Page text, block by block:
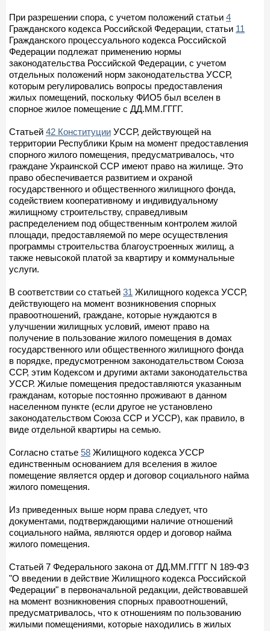
При разрешении спора, с учетом положений статьи 4
Гражданского кодекса Российской Федерации, статьи 11
Гражданского процессуального кодекса Российской
Федерации подлежат применению нормы
законодательства Российской Федерации, с учетом
отдельных положений норм законодательства УССР,
которым регулировались вопросы предоставления
жилых помещений, поскольку ФИО5 был вселен в
спорное жилое помещение с ДД.ММ.ГГГГ.
Статьей 42 Конституции УССР, действующей на
территории Республики Крым на момент предоставления
спорного жилого помещения, предусматривалось, что
граждане Украинской ССР имеют право на жилище. Это
право обеспечивается развитием и охраной
государственного и общественного жилищного фонда,
содействием кооперативному и индивидуальному
жилищному строительству, справедливым
распределением под общественным контролем жилой
площади, предоставляемой по мере осуществления
программы строительства благоустроенных жилищ, а
также невысокой платой за квартиру и коммунальные
услуги.
В соответствии со статьей 31 Жилищного кодекса УССР,
действующего на момент возникновения спорных
правоотношений, граждане, которые нуждаются в
улучшении жилищных условий, имеют право на
получение в пользование жилого помещения в домах
государственного или общественного жилищного фонда
в порядке, предусмотренном законодательством Союза
ССР, этим Кодексом и другими актами законодательства
УССР. Жилые помещения предоставляются указанным
гражданам, которые постоянно проживают в данном
населенном пункте (если другое не установлено
законодательством Союза ССР и УССР), как правило, в
виде отдельной квартиры на семью.
Согласно статье 58 Жилищного кодекса УССР
единственным основанием для вселения в жилое
помещение является ордер и договор социального найма
жилого помещения.
Из приведенных выше норм права следует, что
документами, подтверждающими наличие отношений
социального найма, являются ордер и договор найма
жилого помещения.
Статьей 7 Федерального закона от ДД.ММ.ГГГГ N 189-ФЗ
"О введении в действие Жилищного кодекса Российской
Федерации" в первоначальной редакции, действовавшей
на момент возникновения спорных правоотношений,
предусматривалось, что к отношениям по пользованию
жилыми помещениями, которые находились в жилых